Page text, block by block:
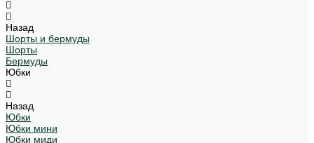
Назад
Шорты и бермуды
Шорты
Бермуды
Юбки
Назад
Юбки
Юбки мини
Юбки миди